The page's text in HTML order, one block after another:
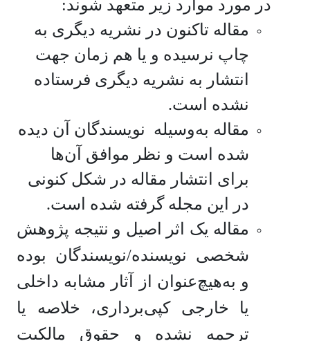
در مورد موارد زیر متعهد شوند:
مقاله تاکنون در نشریه‌ دیگری به
چاپ نرسیده و یا هم ‌زمان جهت
انتشار به نشریه‌ دیگری فرستاده
نشده است.
مقاله به‌وسیله نویسندگان آن دیده
شده است و نظر موافق آن‌ها
برای انتشار مقاله در شکل کنونی
در این مجله گرفته شده است.
مقاله یک اثر اصیل و نتیجه پژوهش
شخصی نویسنده/نویسندگان بوده
و به‌هیچ‌عنوان از آثار مشابه داخلی
یا خارجی کپی‌برداری، خلاصه یا
ترجمه نشده و حقوق مالکیت